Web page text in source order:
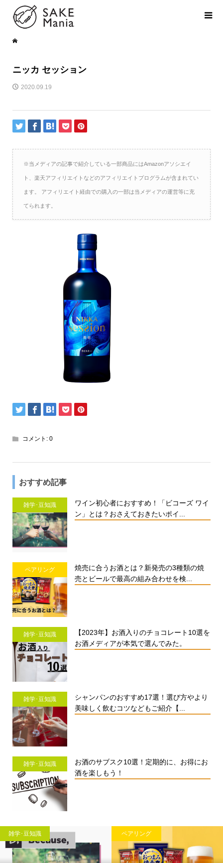
ニッカ セッション
2020.09.19
※当メディアの記事で紹介している一部商品にはAmazonアソシエイ
ト、楽天アフィリエイトなどのアフィリエイトプログラムが含まれてい
ます。 アフィリエイト経由での購入の一部は当メディアの運営等に充
てられます。
コメント: 0
おすすめ記事
雑学･豆知識
ワイン初心者におすすめ！「ビコーズ ワイ
ン」とは？おさえておきたいポイ...
ペアリング
焼売に合うお酒とは？新発売の3種類の焼
売とビールで最高の組み合わせを検...
雑学･豆知識
【2023年】お酒入りのチョコレート10選を
お酒メディアが本気で選んでみた。
雑学･豆知識
シャンパンのおすすめ17選！選び方やより
美味しく飲むコツなどもご紹介【...
雑学･豆知識
お酒のサブスク10選！定期的に、お得にお
酒を楽しもう！
雑学･豆知識 ペアリング